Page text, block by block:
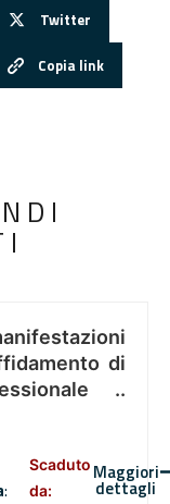
Twitter
Copia link
di
..
:
Scaduto
da:
Maggiori
dettagli